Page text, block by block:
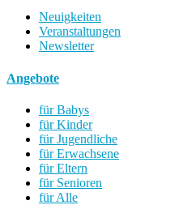
Neuigkeiten
Veranstaltungen
Newsletter
Angebote
für Babys
für Kinder
für Jugendliche
für Erwachsene
für Eltern
für Senioren
für Alle